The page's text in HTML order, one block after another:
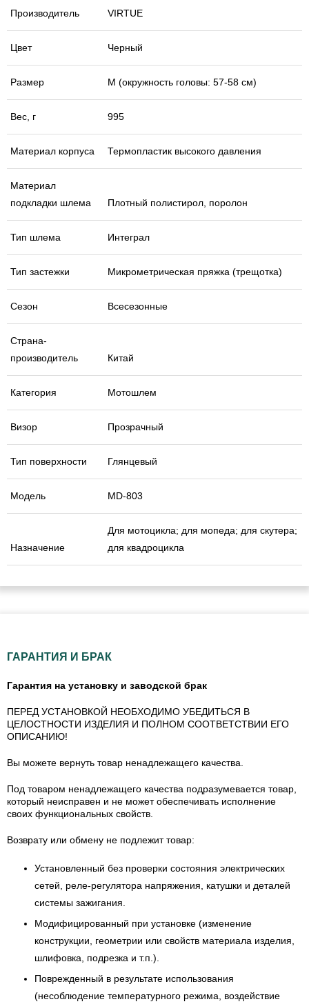
Производитель VIRTUE
Цвет Черный
Размер М (окружность головы: 57-58 см)
Вес, г 995
Материал корпуса Термопластик высокого давления
Материал
подкладки шлема
Плотный полистирол, поролон
Тип шлема Интеграл
Тип застежки Микрометрическая пряжка (трещотка)
Сезон Всесезонные
Страна-
производитель
Китай
Категория Мотошлем
Визор Прозрачный
Тип поверхности Глянцевый
Модель MD-803
Назначение
Для мотоцикла; для мопеда; для скутера;
для квадроцикла
ГАРАНТИЯ И БРАК
Гарантия на установку и заводской брак
ПЕРЕД УСТАНОВКОЙ НЕОБХОДИМО УБЕДИТЬСЯ В
ЦЕЛОСТНОСТИ ИЗДЕЛИЯ И ПОЛНОМ СООТВЕТСТВИИ ЕГО
ОПИСАНИЮ!
Вы можете вернуть товар ненадлежащего качества.
Под товаром ненадлежащего качества подразумевается товар,
который неисправен и не может обеспечивать исполнение
своих функциональных свойств.
Возврату или обмену не подлежит товар:
Установленный без проверки состояния электрических
сетей, реле-регулятора напряжения, катушки и деталей
системы зажигания.
Модифицированный при установке (изменение
конструкции, геометрии или свойств материала изделия,
шлифовка, подрезка и т.п.).
Поврежденный в результате использования
(несоблюдение температурного режима, воздействие